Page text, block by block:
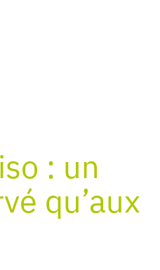
: un
qu’aux